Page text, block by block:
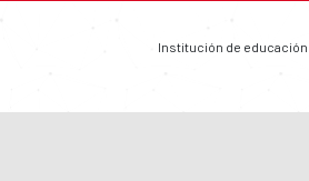
Institución de